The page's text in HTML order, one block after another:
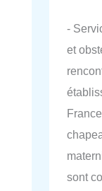
-
et
sont